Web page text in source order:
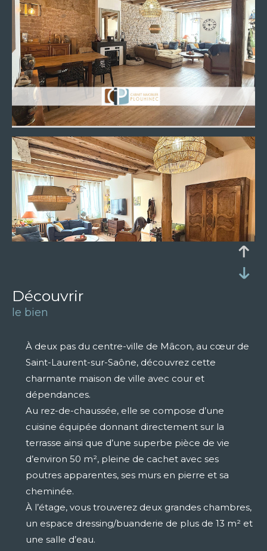
découvrir
le bien
À deux pas du centre-ville de Mâcon, au cœur de
Saint-Laurent-sur-Saône, découvrez cette
charmante maison de ville avec cour et
dépendances.
Au rez-de-chaussée, elle se compose d’une
cuisine équipée donnant directement sur la
terrasse ainsi que d’une superbe pièce de vie
d’environ 50 m², pleine de cachet avec ses
poutres apparentes, ses murs en pierre et sa
cheminée.
À l’étage, vous trouverez deux grandes chambres,
un espace dressing/buanderie de plus de 13 m² et
une salle d’eau.